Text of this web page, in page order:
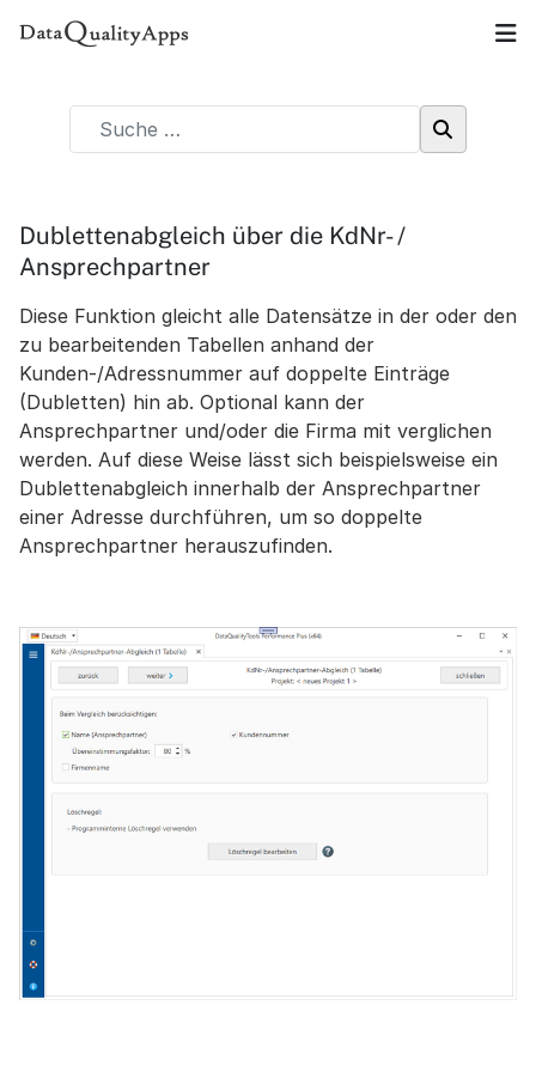
Dublettenabgleich über die KdNr- /
Ansprechpartner
Diese Funktion gleicht alle Datensätze in der oder den
zu bearbeitenden Tabellen anhand der
Kunden-/Adressnummer auf doppelte Einträge
(Dubletten) hin ab. Optional kann der
Ansprechpartner und/oder die Firma mit verglichen
werden. Auf diese Weise lässt sich beispielsweise ein
Dublettenabgleich innerhalb der Ansprechpartner
einer Adresse durchführen, um so doppelte
Ansprechpartner herauszufinden.